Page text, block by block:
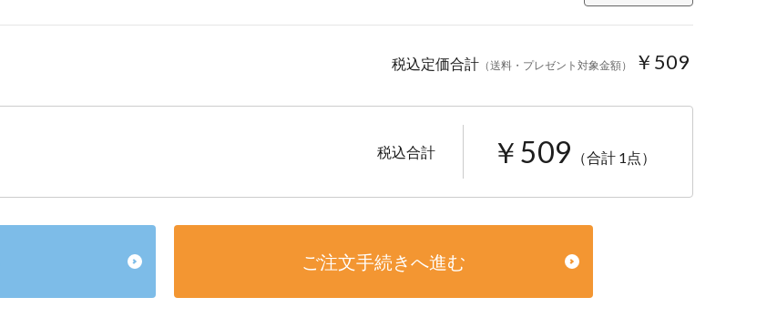
税込定価合計 （送料・プレゼント対象金額） ￥509
税込合計 ￥509 （合計 1点）
ご注文手続きへ進む